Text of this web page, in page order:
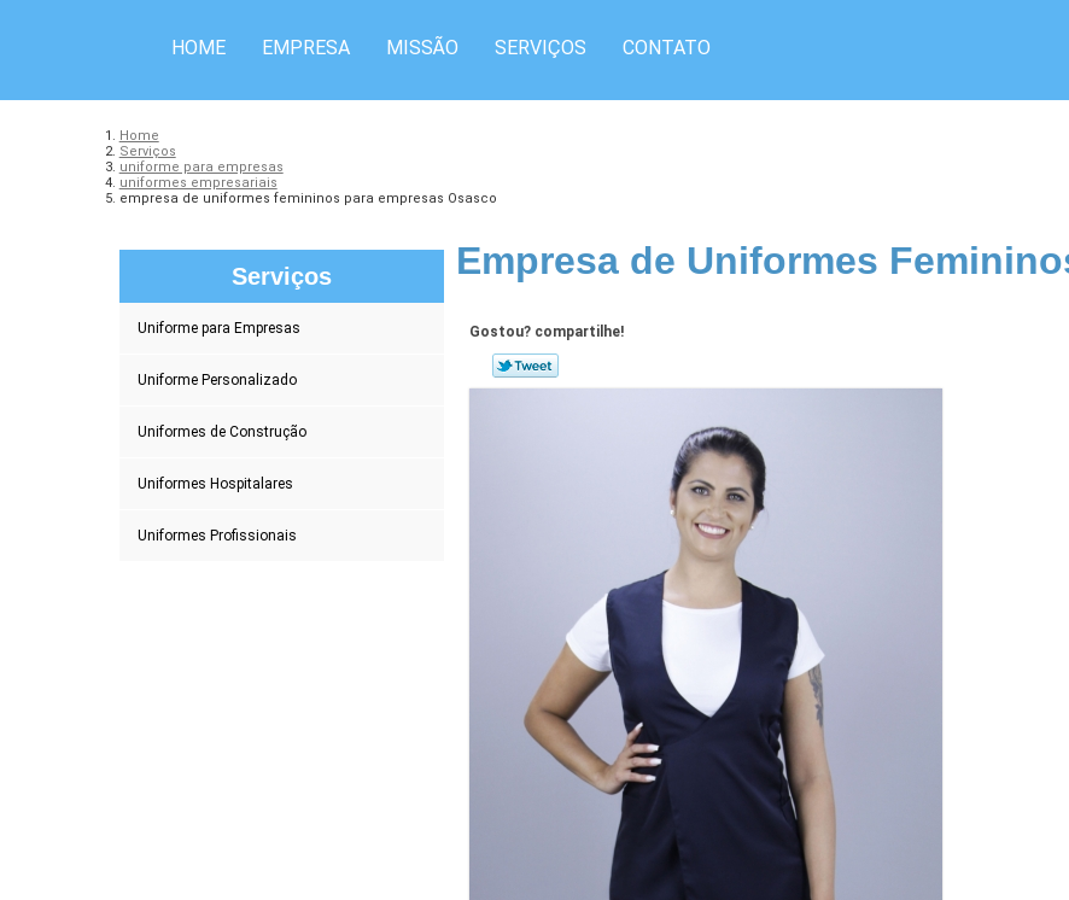
HOME EMPRESA MISSÃO SERVIÇOS CONTATO
Home
Serviços
uniforme para empresas
uniformes empresariais
empresa de uniformes femininos para empresas Osasco
Serviços
Uniforme para Empresas
Uniforme Personalizado
Uniformes de Construção
Uniformes Hospitalares
Uniformes Profissionais
Empresa de Uniformes
Gostou? compartilhe!